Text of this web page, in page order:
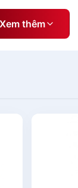
tinh N2-30
gấu con hay
cấp
mang
trong suốt ,
kính phân kì từ
động và đẹp
Xem thêm